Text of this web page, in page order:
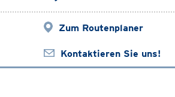
Zum Routenplaner
Kontaktieren Sie uns!